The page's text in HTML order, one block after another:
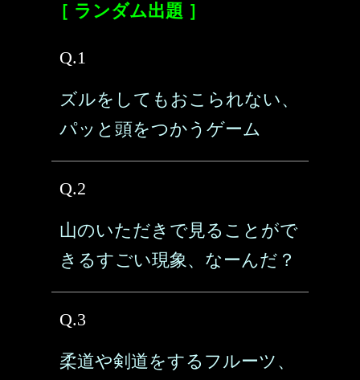
［ ランダム出題 ］
Q.1
ズルをしてもおこられない、
パッと頭をつかうゲーム
Q.2
山のいただきで見ることがで
きるすごい現象、なーんだ？
Q.3
柔道や剣道をするフルーツ、